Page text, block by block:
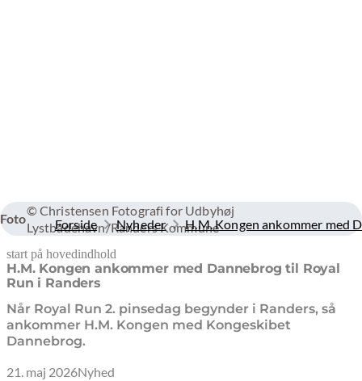
Foto
© Christensen Fotografi for Udbyhøj
Lystbådehavn/Randers Kommune
Forside Nyheder H.M. Kongen ankommer med
start på hovedindhold
H.M. Kongen ankommer med Dannebrog til Royal
Run i Randers
Når Royal Run 2. pinsedag begynder i Randers, så
ankommer H.M. Kongen med Kongeskibet
Dannebrog.
21. maj 2026Nyhed
senest opdateret 21. maj 2026